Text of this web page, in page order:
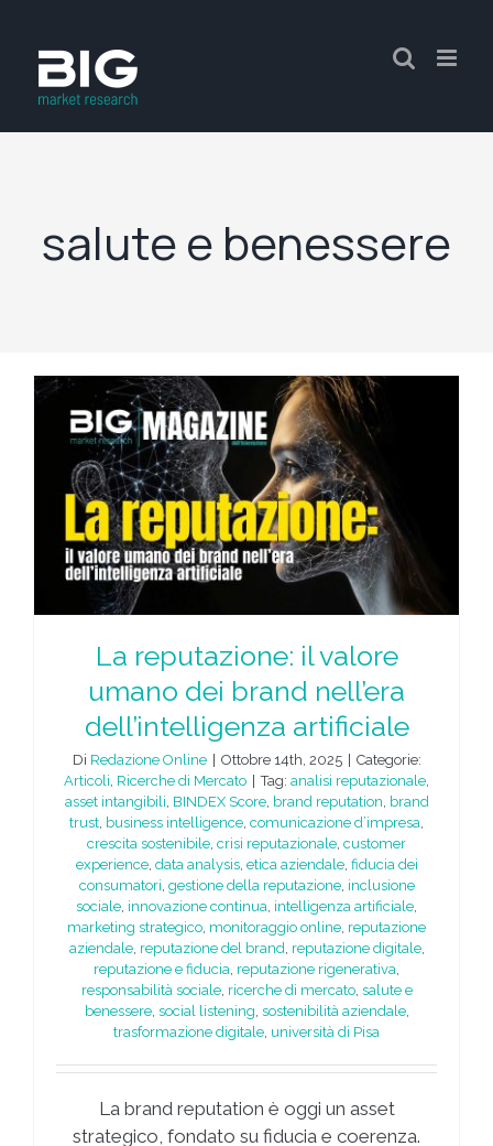
salute e benessere
La reputazione: il valore
umano dei brand nell’era
dell’intelligenza artificiale
Di Redazione Online Ottobre 14th, 2025
Categorie:
Articoli, Ricerche di Mercato Tag: analisi reputazionale,
asset intangibili, BINDEX Score, brand reputation, brand
trust, business intelligence, comunicazione d’impresa,
crescita sostenibile, crisi reputazionale, customer
experience, data analysis, etica aziendale, fiducia dei
consumatori, gestione della reputazione, inclusione
sociale, innovazione continua, intelligenza artificiale,
marketing strategico, monitoraggio online, reputazione
aziendale, reputazione del brand, reputazione digitale,
reputazione e fiducia, reputazione rigenerativa,
responsabilità sociale, ricerche di mercato, salute e
benessere, social listening, sostenibilità aziendale,
trasformazione digitale, università di Pisa
La brand reputation è oggi un asset
strategico, fondato su fiducia e coerenza.